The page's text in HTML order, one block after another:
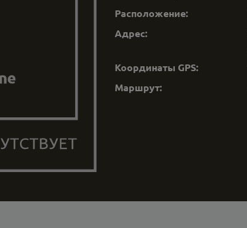
Расположение:
Адрес:
Координаты GPS:
Маршрут: